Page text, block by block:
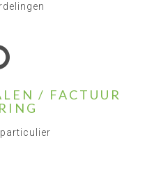
/ FACTUUR